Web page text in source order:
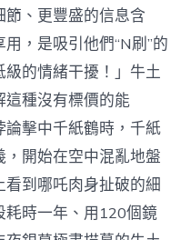
、更豐盛的信息含
用，是吸引他們“N刷”的
的情緒干擾！」牛土
這種沒有標價的能
擊中千紙鶴時，千紙
開始在空中混亂地盤
到哪吒肉身扯破的細
耗時一年、用120個鏡